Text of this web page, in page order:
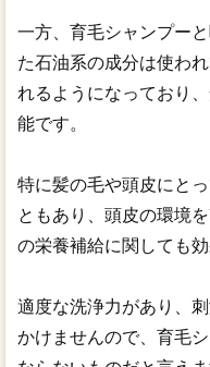
一方、育毛シャンプー
た石油系の成分は使わ
れるようになっており
能です。
特に髪の毛や頭皮にと
ともあり、頭皮の環境
の栄養補給に関しても
適度な洗浄力があり、
かけませんので、育毛